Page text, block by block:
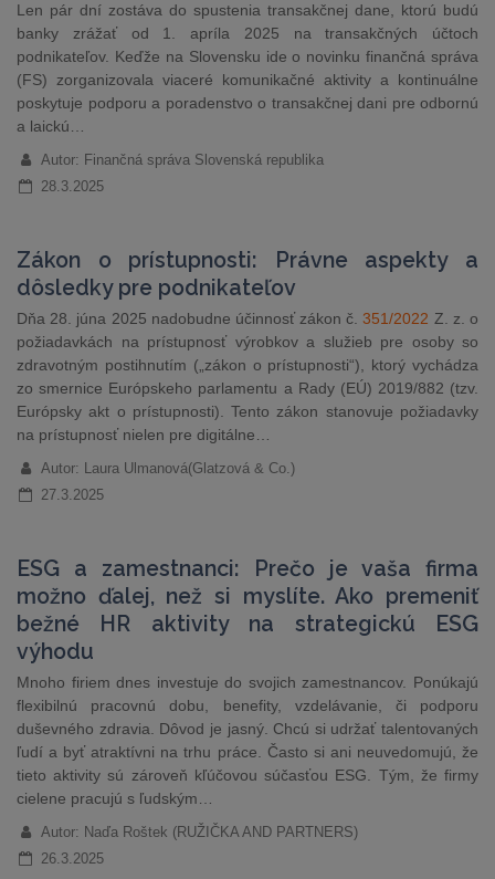
Len pár dní zostáva do spustenia transakčnej dane, ktorú budú
banky zrážať od 1. apríla 2025 na transakčných účtoch
podnikateľov. Keďže na Slovensku ide o novinku finančná správa
(FS) zorganizovala viaceré komunikačné aktivity a kontinuálne
poskytuje podporu a poradenstvo o transakčnej dani pre odbornú
a laickú…
Autor: Finančná správa Slovenská republika
28.3.2025
Zákon o prístupnosti: Právne aspekty a
dôsledky pre podnikateľov
Dňa 28. júna 2025 nadobudne účinnosť zákon č.351/2022 Z. z. o
požiadavkách na prístupnosť výrobkov a služieb pre osoby so
zdravotným postihnutím („zákon o prístupnosti“), ktorý vychádza
zo smernice Európskeho parlamentu a Rady (EÚ) 2019/882 (tzv.
Európsky akt o prístupnosti). Tento zákon stanovuje požiadavky
na prístupnosť nielen pre digitálne…
Autor: Laura Ulmanová(Glatzová & Co.)
27.3.2025
ESG a zamestnanci: Prečo je vaša firma
možno ďalej, než si myslíte. Ako premeniť
bežné HR aktivity na strategickú ESG
výhodu
Mnoho firiem dnes investuje do svojich zamestnancov. Ponúkajú
flexibilnú pracovnú dobu, benefity, vzdelávanie, či podporu
duševného zdravia. Dôvod je jasný. Chcú si udržať talentovaných
ľudí a byť atraktívni na trhu práce. Často si ani neuvedomujú, že
tieto aktivity sú zároveň kľúčovou súčasťou ESG. Tým, že firmy
cielene pracujú s ľudským…
Autor: Naďa Roštek (RUŽIČKA AND PARTNERS)
26.3.2025